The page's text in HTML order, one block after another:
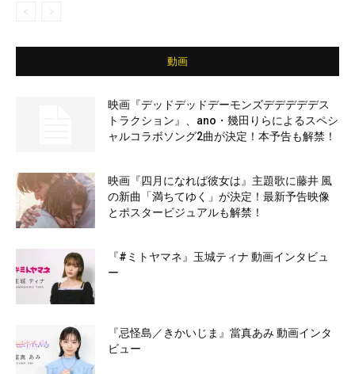
動画
映画『デッドデッドデーモンズデデデデデス
トラクション』、ano・幾田りらによるスペシ
ャルコラボソング2曲が決定！本予告も解禁！
映画『四月になれば彼女は』主題歌に藤井 風
の新曲「満ちてゆく」が決定！最新予告映像
とポスタービジュアルも解禁！
『#ミトヤマネ』玉城ティナ 動画インタビュ
ー
『忌怪島／きかいじま』當真あみ 動画インタ
ビュー